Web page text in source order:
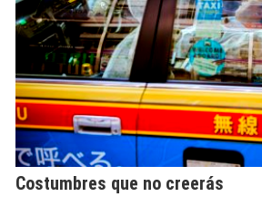
Costumbres que no creerás